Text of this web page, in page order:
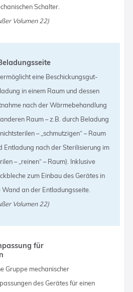
Schalter.
Volumen 22)
eine Beschickungsgut-
in einem Raum und dessen
nach der Wärmebehandlung
Raum – z.B. durch Beladung
– „schmutzigen“ – Raum
Entladung nach der Sterilisierung im
– „reinen“ – Raum). Inklusive
zum Einbau des Gerätes in
Wand an der Entladungsseite.
Volumen 22)
für
Gruppe mechanischer
des Gerätes für einen